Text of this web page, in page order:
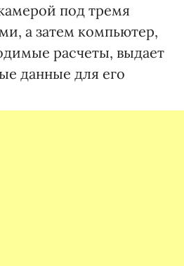
под тремя
а затем компьютер,
расчеты, выдает
данные для его